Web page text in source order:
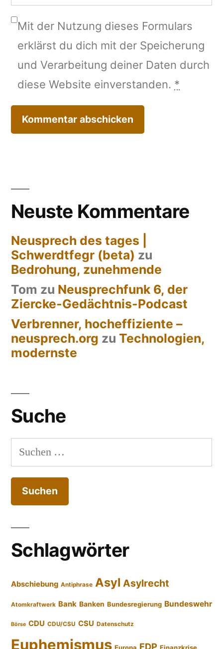
Mit der Nutzung dieses Formulars
erklärst du dich mit der Speicherung
und Verarbeitung deiner Daten durch
diese Website einverstanden. *
Neuste Kommentare
Neusprech des tages |
Schwerdtfegr (beta) zu
Bedrohung, zunehmende
Tom zu Neusprechfunk 6, der
Ziercke-Gedächtnis-Podcast
Verbrenner, hocheffiziente –
neusprech.org zu Technologien,
modernste
Suche
Suchen
nach:
Schlagwörter
Abschiebung Antiphrase Asyl Asylrecht
Atomkraftwerk Bank Banken Bundesregierung Bundeswehr
Börse CDU CDU/CSU CSU Datenschutz
Euphemismus FDP